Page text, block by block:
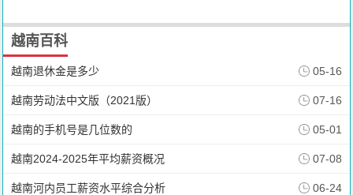
越南百科
越南退休金是多少 05-16
越南劳动法中文版（2021版） 07-16
越南的手机号是几位数的 05-01
越南2024-2025年平均薪资概况 07-08
越南河内员工薪资水平综合分析 06-24